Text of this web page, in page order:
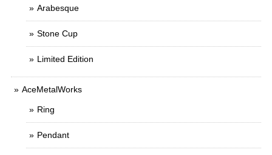
Arabesque
Stone Cup
Limited Edition
AceMetalWorks
Ring
Pendant